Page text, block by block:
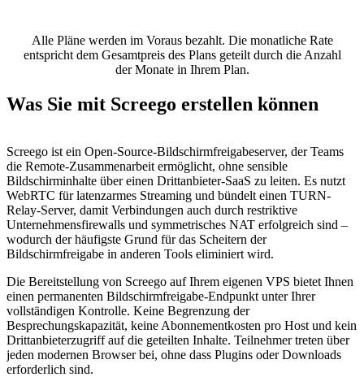
Alle Pläne werden im Voraus bezahlt. Die monatliche Rate
entspricht dem Gesamtpreis des Plans geteilt durch die Anzahl
der Monate in Ihrem Plan.
Was Sie mit Screego erstellen können
Screego ist ein Open-Source-Bildschirmfreigabeserver, der Teams
die Remote-Zusammenarbeit ermöglicht, ohne sensible
Bildschirminhalte über einen Drittanbieter-SaaS zu leiten. Es nutzt
WebRTC für latenzarmes Streaming und bündelt einen TURN-
Relay-Server, damit Verbindungen auch durch restriktive
Unternehmensfirewalls und symmetrisches NAT erfolgreich sind –
wodurch der häufigste Grund für das Scheitern der
Bildschirmfreigabe in anderen Tools eliminiert wird.
Die Bereitstellung von Screego auf Ihrem eigenen VPS bietet Ihnen
einen permanenten Bildschirmfreigabe-Endpunkt unter Ihrer
vollständigen Kontrolle. Keine Begrenzung der
Besprechungskapazität, keine Abonnementkosten pro Host und kein
Drittanbieterzugriff auf die geteilten Inhalte. Teilnehmer treten über
jeden modernen Browser bei, ohne dass Plugins oder Downloads
erforderlich sind.